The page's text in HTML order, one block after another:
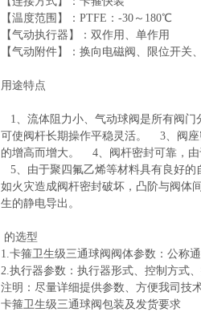
【温度范围】：PTFE：-30～180℃
【气动执行器】：双作用、单作用
【气动附件】：换向电磁阀、限位开
用途特点
1、流体阻力小、气动球阀是所有阀
可使阀杆长期操作平稳灵活。 3、阀座
的增高而增大。 4、阀杆密封可靠，由
5、由于聚四氟乙烯等材料具有良好
如火灾造成阀杆密封破坏，凸阶与阀
生的静电导出。
的选型
1.卡箍卫生级三通球阀 阀体参数：公称
2.执行器参数：执行器形式、控制方式
注明：尽量详细提供参数、方便我司技
卡箍卫生级三通球阀包装及发货要求